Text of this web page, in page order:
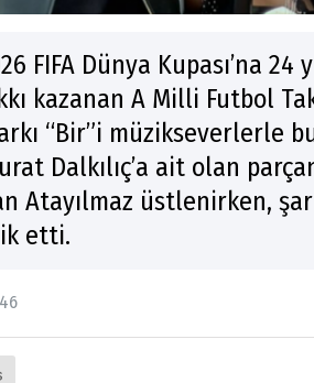
FIFA Dünya Kupası’na 24
kazanan A Milli Futbol
“Bir”i müzikseverlerle
Dalkılıç’a ait olan
Atayılmaz üstlenirken,
etti.